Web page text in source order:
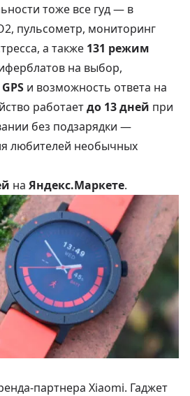
тоже все гуд — в
пульсометр, мониторинг
а также 131 режим
на выбор,
и возможность ответа на
работаетдо 13 дней при
без подзарядки —
любителей необычных
на Яндекс.Маркете.
партнера Xiaomi. Гаджет